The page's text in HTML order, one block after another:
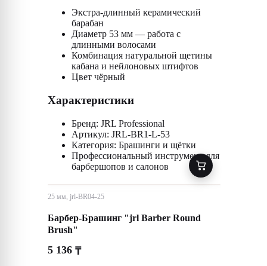
Экстра-длинный керамический
барабан
Диаметр 53 мм — работа с
длинными волосами
Комбинация натуральной щетины
кабана и нейлоновых штифтов
Цвет чёрный
Характеристики
Бренд: JRL Professional
Артикул: JRL-BR1-L-53
Категория: Брашинги и щётки
Профессиональный инструмент для
барбершопов и салонов
25 мм, jrl-BR04-25
Барбер-Брашинг "jrl Barber Round
Brush"
5 136 ₸